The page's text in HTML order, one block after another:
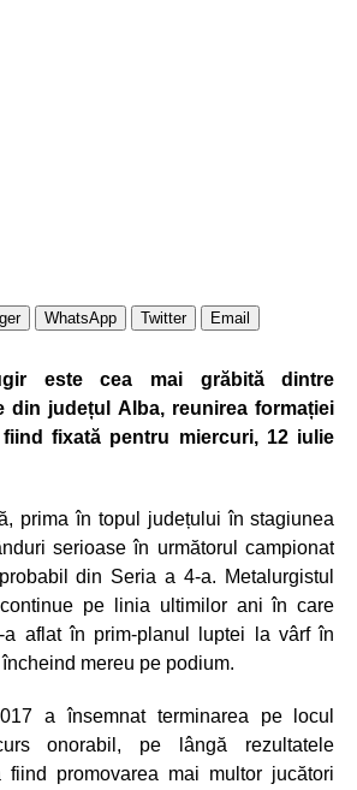
WhatsApp Twitter Email
este cea mai grăbită dintre
din județul Alba, reunirea formației
fixată pentru miercuri, 12 iulie
prima în topul județului în stagiunea
serioase în următorul campionat
din Seria a 4-a. Metalurgistul
pe linia ultimilor ani în care
a aflat în prim-planul luptei la vârf în
mereu pe podium.
a însemnat terminarea pe locul
onorabil, pe lângă rezultatele
fiind promovarea mai multor jucători